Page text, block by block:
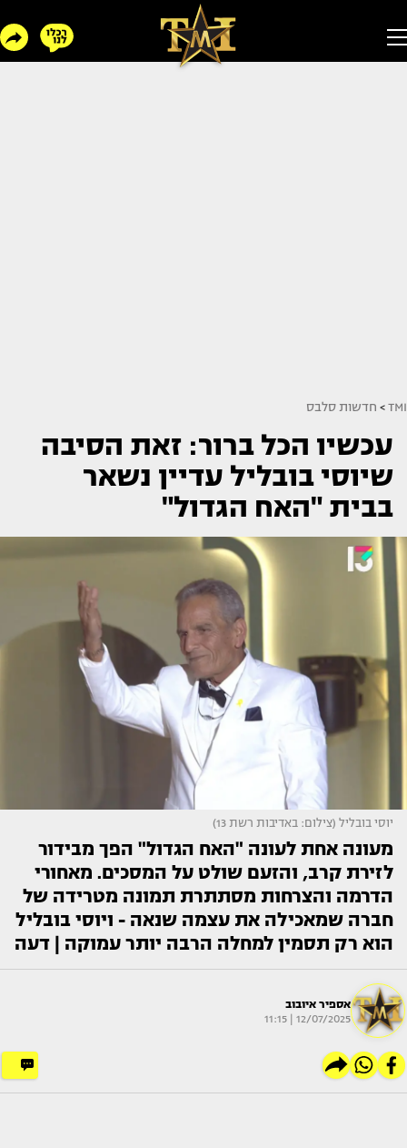
TMI
> חדשות סלבס
עכשיו הכל ברור: זאת הסיבה
שיוסי בובליל עדיין נשאר
בבית "האח הגדול"
יוסי בובליל (צילום: באדיבות רשת 13)
מעונה אחת לעונה "האח הגדול" הפך מבידור
לזירת קרב, והזעם שולט על המסכים. מאחורי
הדרמה והצרחות מסתתרת תמונה מטרידה של
חברה שמאכילה את עצמה שנאה - ויוסי בובליל
הוא רק תסמין למחלה הרבה יותר עמוקה | דעה
אספיר איובוב
12/07/2025 | 11:15